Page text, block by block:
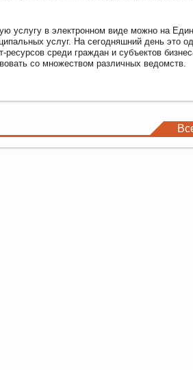
услугу в электронном виде можно на
услуг. На сегодняшний день это
ресурсов среди граждан и субъектов
со множеством различных ведомств.